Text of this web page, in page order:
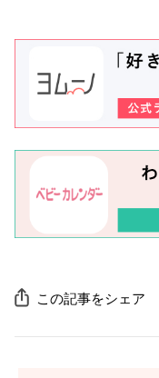
この記事をシェア